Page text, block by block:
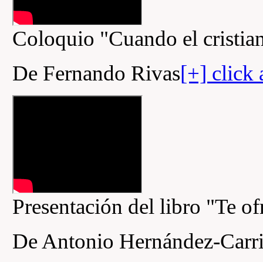
Coloquio "Cuando el
De Fernando Rivas[+] click
Presentación del libro "Te
De Antonio Hernández-